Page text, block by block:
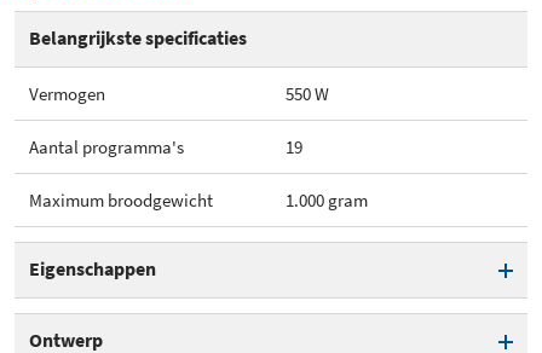
Belangrijkste specificaties
Vermogen 550 W
Aantal programma's 19
Maximum broodgewicht 1.000 gram
Eigenschappen
Ontwerp